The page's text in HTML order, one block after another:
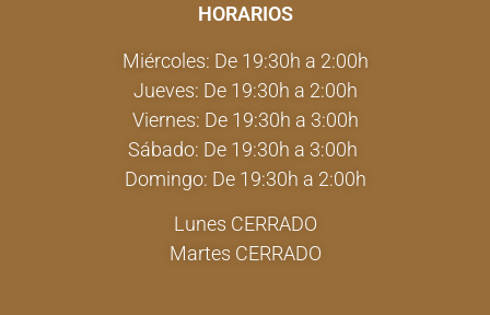
HORARIOS
Miércoles: De 19:30h a 2:00h
Jueves: De 19:30h a 2:00h
Viernes: De 19:30h a 3:00h
Sábado: De 19:30h a 3:00h
Domingo: De 19:30h a 2:00h
Lunes CERRADO
Martes CERRADO